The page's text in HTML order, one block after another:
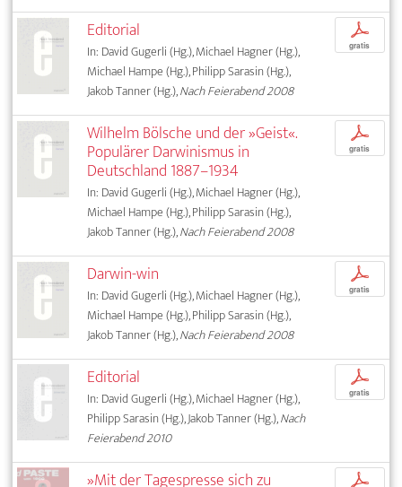
Editorial
In: David Gugerli (Hg.), Michael Hagner (Hg.),
Michael Hampe (Hg.), Philipp Sarasin (Hg.),
Jakob Tanner (Hg.),Nach Feierabend 2008
p
gratis
Wilhelm Bölsche und der »Geist«.
Populärer Darwinismus in
Deutschland 1887–1934
In: David Gugerli (Hg.), Michael Hagner (Hg.),
Michael Hampe (Hg.), Philipp Sarasin (Hg.),
Jakob Tanner (Hg.),Nach Feierabend 2008
p
gratis
Darwin-win
In: David Gugerli (Hg.), Michael Hagner (Hg.),
Michael Hampe (Hg.), Philipp Sarasin (Hg.),
Jakob Tanner (Hg.),Nach Feierabend 2008
p
gratis
Editorial
In: David Gugerli (Hg.), Michael Hagner (Hg.),
Philipp Sarasin (Hg.), Jakob Tanner (Hg.),Nach
Feierabend 2010
p
gratis
»Mit der Tagespresse sich zu p